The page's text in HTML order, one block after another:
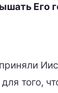
Его
того,